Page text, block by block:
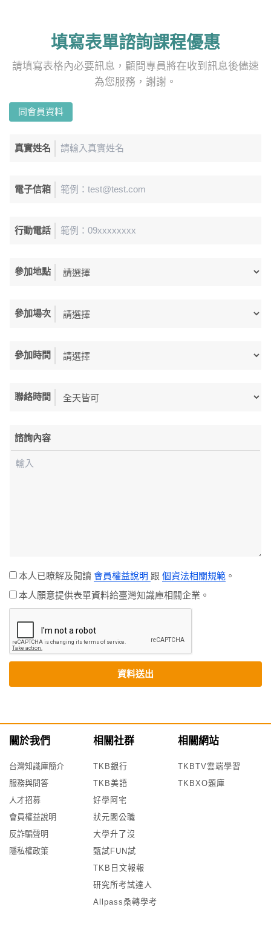
填寫表單諮詢課程優惠
請填寫表格內必要訊息，顧問專員將在收到訊息後儘速
為您服務，謝謝。
同會員資料
真實姓名
電子信箱
行動電話
參加地點
參加場次
參加時間
聯絡時間
諮詢內容
本人已瞭解及閱讀 會員權益說明 跟 個資法相關規範 。
本人願意提供表單資料給臺灣知識庫相關企業。
資料送出
關於我們
台灣知識庫簡介
服務與問答
人才招募
會員權益說明
反詐騙聲明
隱私權政策
相關社群
TKB銀行
TKB美語
好學阿宅
狀元閣公職
大學升了沒
甄試FUN試
TKB日文報報
研究所考試達人
Allpass桑轉學考
相關網站
TKBTV雲端學習
TKBXO題庫